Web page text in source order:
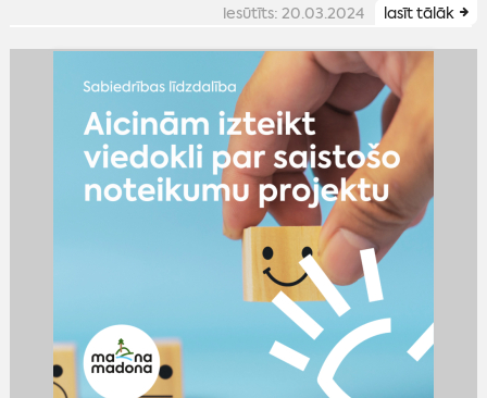
iesūtīts: 20.03.2024 lasīt tālāk